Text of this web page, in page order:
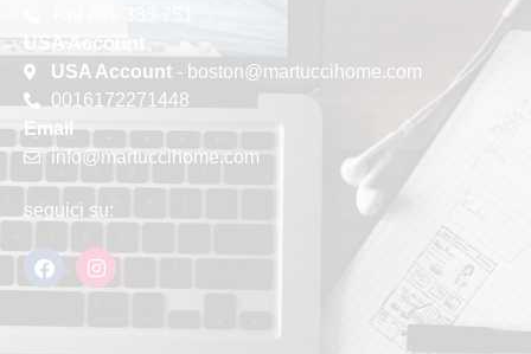
USA Account
USA Account- boston@martuccihome.com
0016172271448
Email
info@martuccihome.com
seguici su: